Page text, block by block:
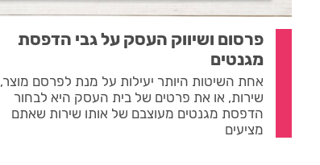
פרסום ושיווק העסק על גבי הדפסת
מגנטים
אחת השיטות היותר יעילות על מנת לפרסם מוצר,
שירות, או את פרטים של בית העסק היא לבחור
הדפסת מגנטים מעוצבם של אותו שירות שאתם
מציעים